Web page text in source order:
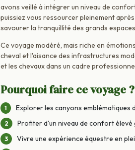
avons veillé à intégrer un niveau de
puissiez vous ressourcer pleinement
savourer la tranquillité des grands
Ce voyage modéré, mais riche en
cheval et l'aisance des infrastructures
et les chevaux dans un cadre
Pourquoi faire ce voyage ?
Explorer les canyons emblématiques
Profiter d'un niveau de confort
Vivre une expérience équestre en